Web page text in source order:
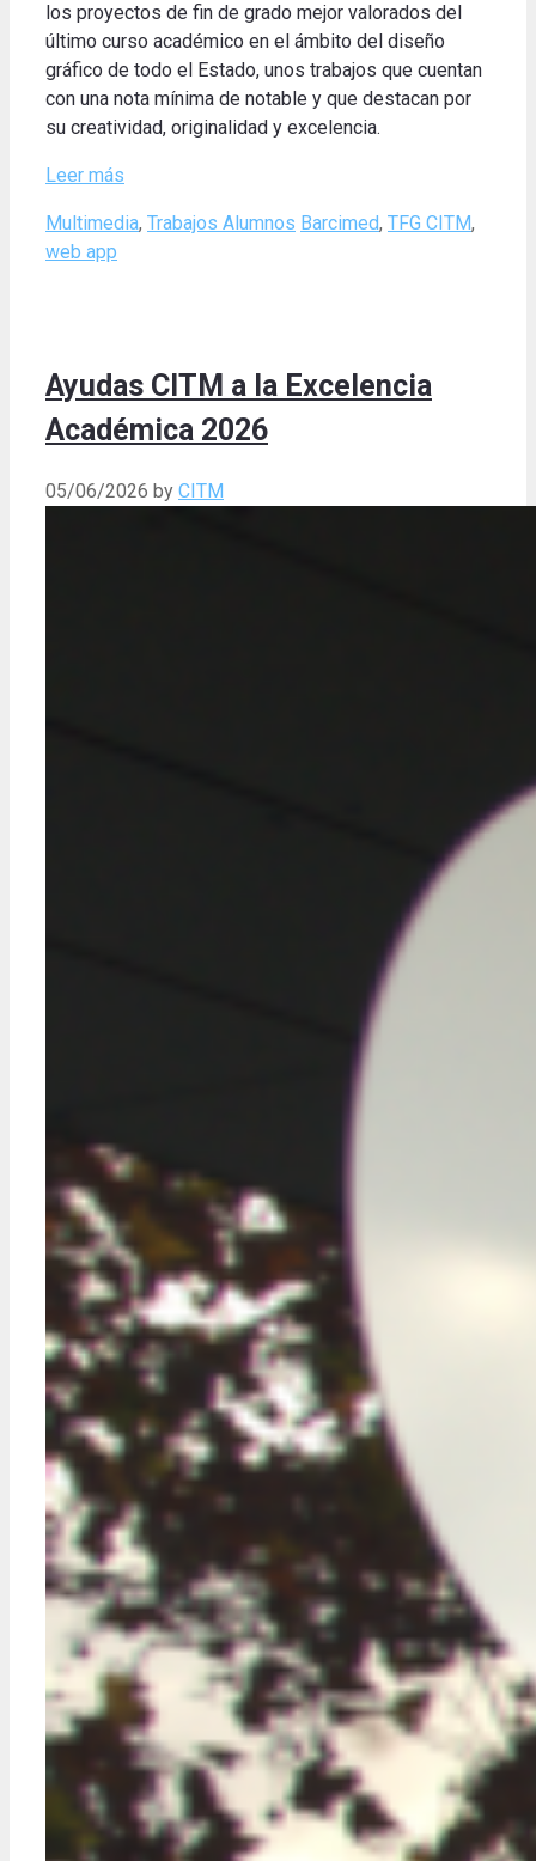
los proyectos de fin de grado mejor valorados del
último curso académico en el ámbito del diseño
gráfico de todo el Estado, unos trabajos que cuentan
con una nota mínima de notable y que destacan por
su creatividad, originalidad y excelencia.
Leer más
Categories
Multimedia, Trabajos Alumnos Tags
Barcimed, TFG CITM,
web app
Ayudas CITM a la Excelencia
Académica 2026
05/06/2026 by CITM